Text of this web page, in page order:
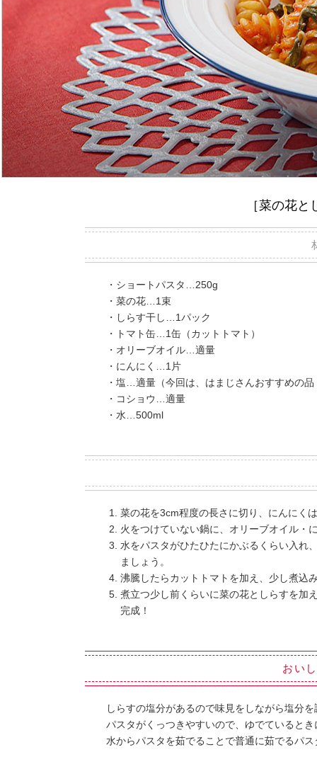
［菜の花
・ショートパスタ…250g
・菜の花…1束
・しらす干し…1パック
・トマト缶…1缶（カットトマト）
・オリーブオイル…適量
・にんにく…1片
・塩…適量（今回は、はまじさんおすすめの
・コショウ…適量
・水…500ml
菜の花を3cm程度の長さに切り、にんにく
火をつけていない鍋に、オリーブオイル・
水をパスタがひたひたにかぶるくらい入れ
ましょう。
沸騰したらカットトマトを加え、少し煮込
煮立つ少し前くらいに菜の花としらすを加
完成！
おい
しらすの塩分があるので味見をしながら塩分
パスタがくっつきやすいので、ゆでていると
水からパスタを茹でることで普通に茹でるパ